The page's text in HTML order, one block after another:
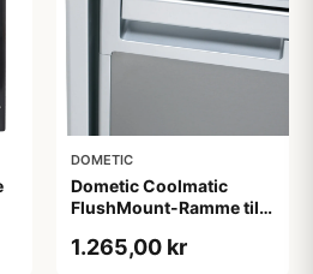
DOMETIC
Dometic Coolmatic
FlushMount-Ramme til
546x747x5
1.265,00 kr